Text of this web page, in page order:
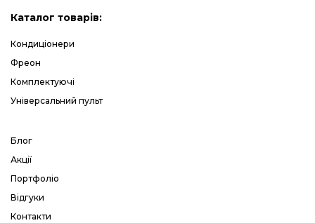
Каталог товарів:
Кондиціонери
Фреон
Комплектуючі
Універсальний пульт
Блог
Акції
Портфоліо
Відгуки
Контакти